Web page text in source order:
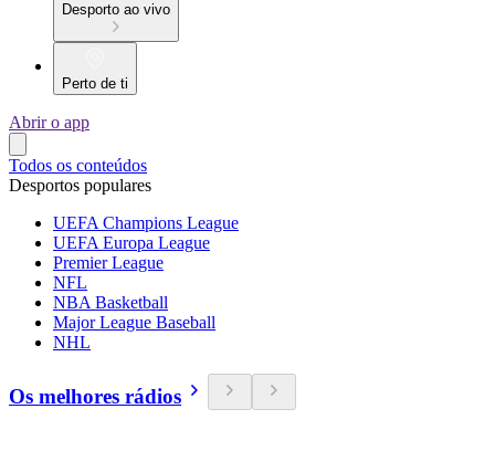
Desporto ao vivo
Perto de ti
Abrir o app
Todos os conteúdos
Desportos populares
UEFA Champions League
UEFA Europa League
Premier League
NFL
NBA Basketball
Major League Baseball
NHL
Os melhores rádios